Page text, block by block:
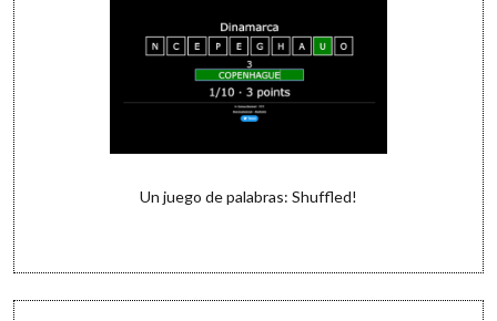
Un juego de palabras: Shuffled!